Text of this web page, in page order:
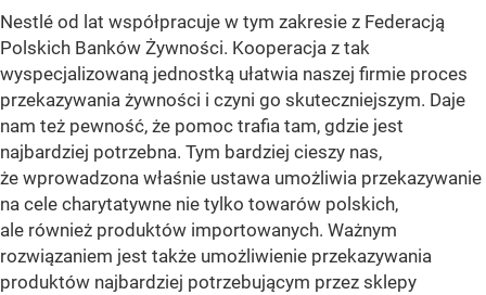
Nestlé od lat współpracuje w tym zakresie z Federacją
Polskich Banków Żywności. Kooperacja z tak
wyspecjalizowaną jednostką ułatwia naszej firmie proces
przekazywania żywności i czyni go skuteczniejszym. Daje
nam też pewność, że pomoc trafia tam, gdzie jest
najbardziej potrzebna. Tym bardziej cieszy nas,
że wprowadzona właśnie ustawa umożliwia przekazywanie
na cele charytatywne nie tylko towarów polskich,
ale również produktów importowanych. Ważnym
rozwiązaniem jest także umożliwienie przekazywania
produktów najbardziej potrzebującym przez sklepy